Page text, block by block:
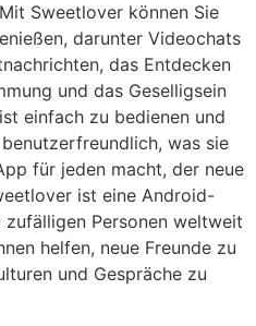
Sweetlover können Sie
darunter Videochats
das Entdecken
und das Geselligsein
einfach zu bedienen und
was sie
für jeden macht, der neue
ist eine Android-
Personen weltweit
helfen, neue Freunde zu
und Gespräche zu